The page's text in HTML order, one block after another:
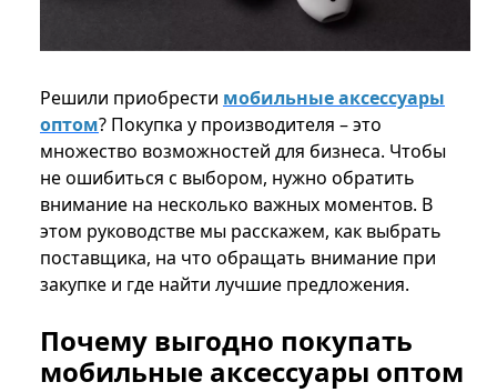
Решили приобрести мобильные аксессуары
оптом? Покупка у производителя – это
множество возможностей для бизнеса. Чтобы
не ошибиться с выбором, нужно обратить
внимание на несколько важных моментов. В
этом руководстве мы расскажем, как выбрать
поставщика, на что обращать внимание при
закупке и где найти лучшие предложения.
Почему выгодно покупать
мобильные аксессуары оптом